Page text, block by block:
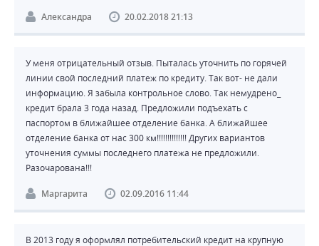
Александра 20.02.2018 21:13
У меня отрицательный отзыв. Пыталась уточнить по горячей
линии свой последний платеж по кредиту. Так вот- не дали
информацию. Я забыла контрольное слово. Так немудрено_
кредит брала 3 года назад. Предложили подъехать с
паспортом в ближайшее отделение банка. А ближайшее
отделение банка от нас 300 км!!!!!!!!!!!!!! Других вариантов
уточнения суммы последнего платежа не предложили.
Разочарована!!!
Маргарита 02.09.2016 11:44
В 2013 году я оформлял потребительский кредит на крупную